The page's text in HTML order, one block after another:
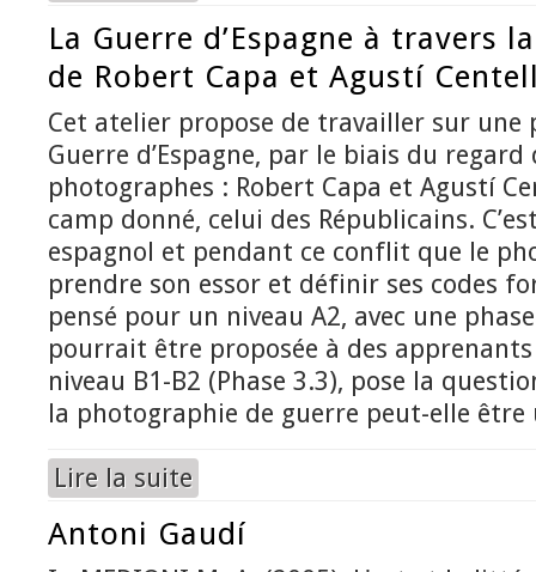
La Guerre d’Espagne à travers
de Robert Capa et Agustí
Cet atelier propose de travailler sur une
Guerre d’Espagne, par le biais du regard
photographes : Robert Capa et Agustí
camp donné, celui des Républicains.
espagnol et pendant ce conflit que le
prendre son essor et définir ses codes
pensé pour un niveau A2, avec une
pourrait être proposée à des
niveau B1-B2 (Phase 3.3), pose la
la photographie de guerre peut-elle
Lire la suite
Antoni Gaudí